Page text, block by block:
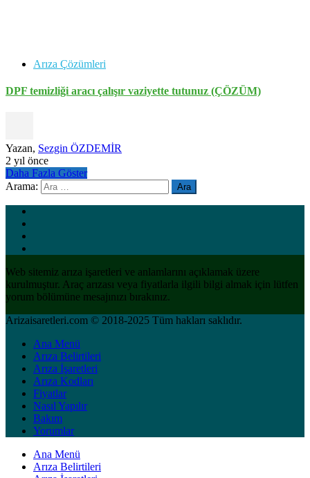
Arıza Çözümleri
DPF temizliği aracı çalışır vaziyette tutunuz (ÇÖZÜM)
Yazan, Sezgin ÖZDEMİR
2 yıl önce
Daha Fazla Göster
Arama:
Web sitemiz arıza işaretleri ve anlamlarını açıklamak üzere
kurulmuştur. Araç arızası veya fiyatlarla ilgili bilgi almak için lütfen
yorum bölümüne mesajınızı bırakınız.
Arizaisaretleri.com © 2018-2025 Tüm hakları saklıdır.
Ana Menü
Arıza Belirtileri
Arıza İşaretleri
Arıza Kodları
Fiyatlar
Nasıl Yapılır
Bakım
Yorumlar
Ana Menü
Arıza Belirtileri